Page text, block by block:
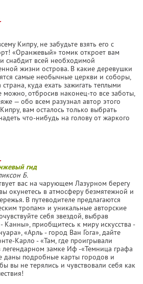
Кипру, не забудьте взять его с
«Оранжевый» томик откроет вам
снабдит всей необходимой
жизни острова. В какие деревушки
самые необычные церкви и соборы,
куда ехать зажигать теплыми
можно, отбросив наконец-то все заботы,
— обо всем разузнал автор этого
вам осталось только выбрать
что-нибудь на голову от жаркого
гид
Б.
вас на чарующем Лазурном берегу
окунетесь в атмосферу безмятежной и
В путеводителе предлагаются
тропам» и уникальные авторские
себя звездой, выбрав
Канны», приобщитесь к миру искусства -
«Арль - город Ван Гога», дайте
Карло - «Там, где проигрывали
легендарном замке Иф -«Темница графа
даны подробные карты городов и
вы не терялись и чувствовали себя как